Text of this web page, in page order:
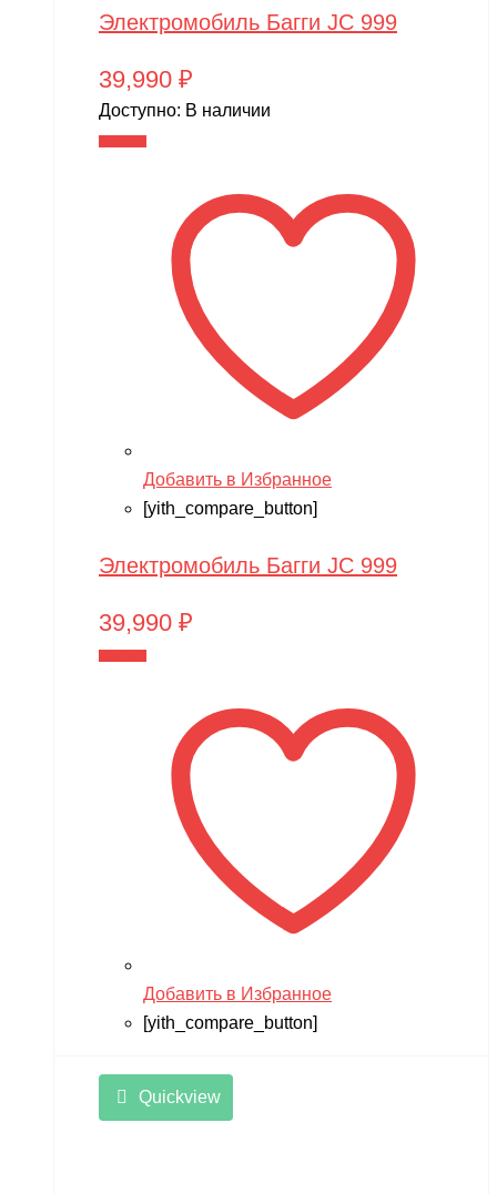
Электромобиль Багги JC 999
39,990 ₽
Доступно: В наличии
Добавить в Избранное
[yith_compare_button]
Электромобиль Багги JC 999
39,990 ₽
Добавить в Избранное
[yith_compare_button]
Quickview